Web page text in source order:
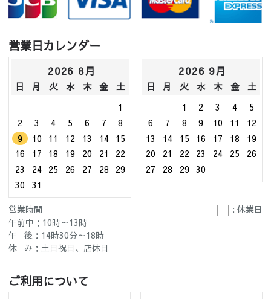
営業日カレンダー
2026 8月
日 月 火 水 木 金
土
1
2
3 4 5 6 7
8
9
10 11 12 13 14
15
16
17 18 19 20 21
22
23
24 25 26 27 28
29
30
31
2026 9月
日 月 火 水 木 金
土
1
2 3 4
5
6
7 8 9 10 11
12
13
14 15 16 17 18
19
20
21 22 23 24 25
26
27
28 29 30
営業時間
: 休業日
午前中：10時～13時
午 後：14時30分～18時
休 み：土日祝日、店休日
ご利用について